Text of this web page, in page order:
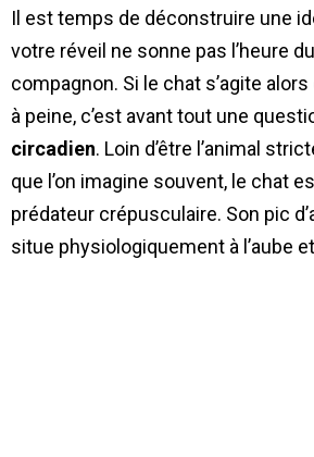
Il est temps de déconstruire une
votre réveil ne sonne pas l’heure
compagnon. Si le chat s’agite
à peine, c’est avant tout une
circadien. Loin d’être l’animal
que l’on imagine souvent, le chat
prédateur crépusculaire. Son pic
situe physiologiquement à l’aube